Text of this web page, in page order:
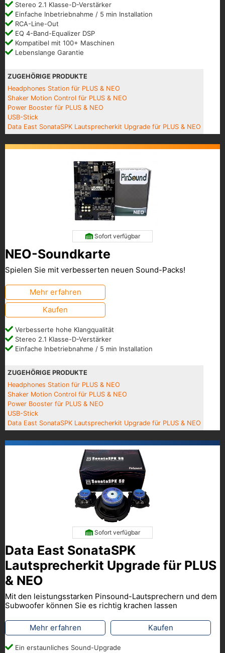
Stereo 2.1 Klasse-D-Verstärker
Einfache Inbetriebnahme / 5 min Installation
RCA-Line-Out
EQ 4-Band-Equalizer DSP
Kompatibel mit 100+ Maschinen
Lebenslange Garantie
ZUGEHÖRIGE PRODUKTE
Headphones Station für PLUS & NEO
Shaker Motion Control für PLUS & NEO
Power Booster für PLUS & NEO
USB-Stick
Data East SonataSPK Lautsprecherkit Upgrade für PLUS & NEO
Sofort verfügbar
NEO-Soundkarte
Spielen Sie mit verbesserten neuen Sound-Packs!
Mehr erfahren
Kaufen
Verbesserte hohe Klangqualität
Stereo 2.1 Klasse-D-Verstärker
Einfache Inbetriebnahme / 5 min Installation
ZUGEHÖRIGE PRODUKTE
Headphones Station für PLUS & NEO
Shaker Motion Control für PLUS & NEO
Power Booster für PLUS & NEO
USB-Stick
Data East SonataSPK Lautsprecherkit Upgrade für PLUS & NEO
Sofort verfügbar
Data East SonataSPK
Lautsprecherkit Upgrade für PLUS
& NEO
Mit den leistungsstarken Pinsound-Lautsprechern und dem
Subwoofer können Sie es richtig krachen lassen
Mehr erfahren Kaufen
Ein erstaunliches Sound-Upgrade